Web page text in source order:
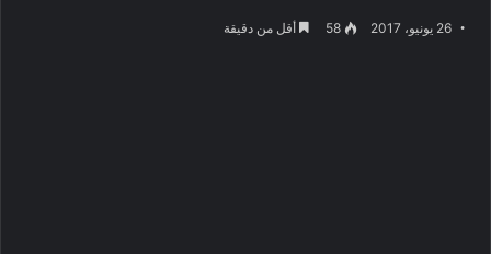
26 يونيو، 2017 58 أقل من دقيقة